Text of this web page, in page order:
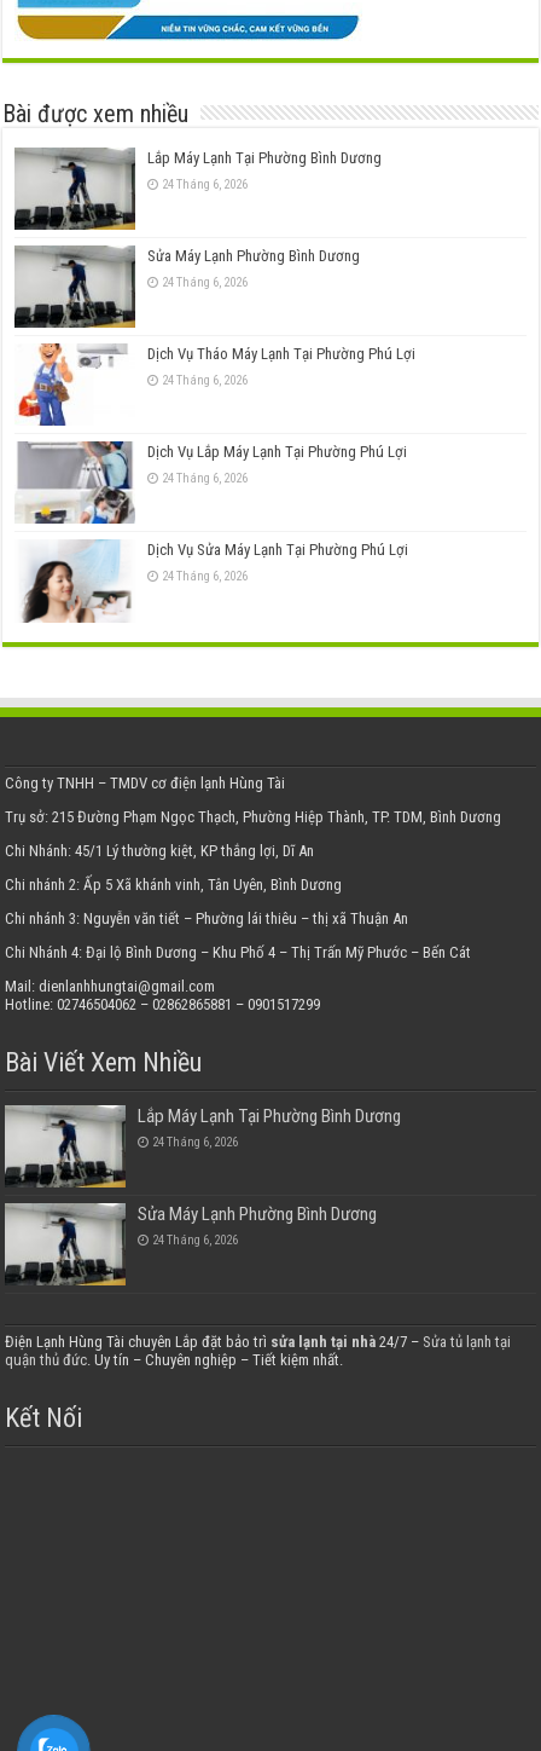
Bài được xem nhiều
Lắp Máy Lạnh Tại Phường Bình Dương
24 Tháng 6, 2026
Sửa Máy Lạnh Phường Bình Dương
24 Tháng 6, 2026
Dịch Vụ Tháo Máy Lạnh Tại Phường Phú Lợi
24 Tháng 6, 2026
Dịch Vụ Lắp Máy Lạnh Tại Phường Phú Lợi
24 Tháng 6, 2026
Dịch Vụ Sửa Máy Lạnh Tại Phường Phú Lợi
24 Tháng 6, 2026
Công ty TNHH – TMDV cơ điện lạnh Hùng Tài
Trụ sở: 215 Đường Phạm Ngọc Thạch, Phường Hiệp Thành, TP. TDM, Bình Dương
Chi Nhánh: 45/1 Lý thường kiệt, KP thắng lợi, Dĩ An
Chi nhánh 2: Ấp 5 Xã khánh vinh, Tân Uyên, Bình Dương
Chi nhánh 3: Nguyễn văn tiết – Phường lái thiêu – thị xã Thuận An
Chi Nhánh 4: Đại lộ Bình Dương – Khu Phố 4 – Thị Trấn Mỹ Phước – Bến Cát
Mail: dienlanhhungtai@gmail.com
Hotline: 02746504062 – 02862865881 – 0901517299
Bài Viết Xem Nhiều
Lắp Máy Lạnh Tại Phường Bình Dương
24 Tháng 6, 2026
Sửa Máy Lạnh Phường Bình Dương
24 Tháng 6, 2026
Điện Lạnh Hùng Tài chuyên Lắp đặt bảo trì sửa lạnh tại nhà 24/7 – Sửa tủ lạnh tại
quận thủ đức . Uy tín – Chuyên nghiệp – Tiết kiệm nhất.
Kết Nối